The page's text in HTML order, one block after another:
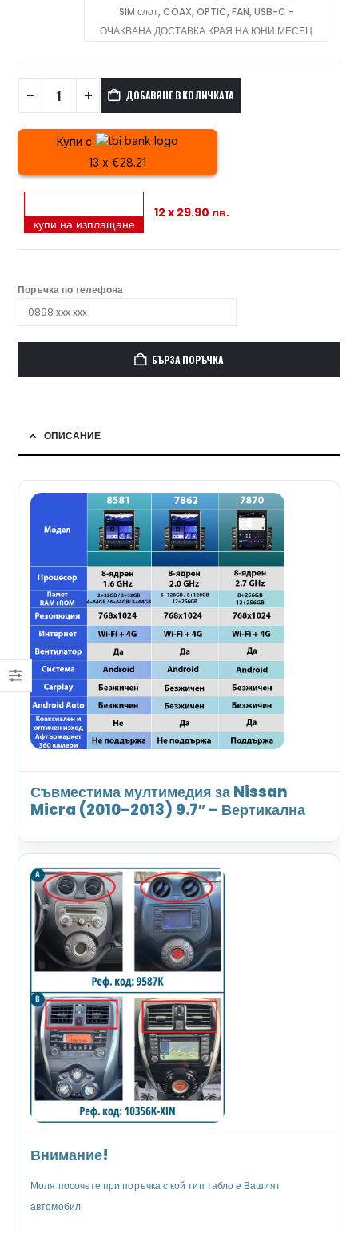
SIM слот, COAX, OPTIC, FAN, USB-C -
ОЧАКВАНА ДОСТАВКА КРАЯ НА ЮНИ МЕСЕЦ
ДОБАВЯНЕ В КОЛИЧКАТА
Купи с
13 x €28.21
купи на изплащане
12 x 29.90 лв.
Поръчка по телефона
БЪРЗА ПОРЪЧКА
ОПИСАНИЕ
Съвместима мултимедия за Nissan
Micra (2010–2013) 9.7″ – Вертикална
Внимание!
Моля посочете при поръчка с кой тип табло е Вашият
автомобил: